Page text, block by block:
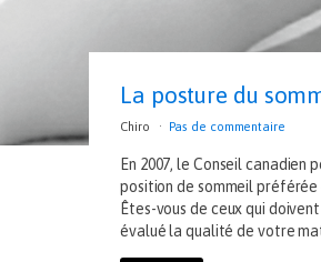
La posture du
Chiro Pas de commentaire
En 2007, le Conseil canadien
position de sommeil préférée
Êtes-vous de ceux qui
évalué la qualité de votre